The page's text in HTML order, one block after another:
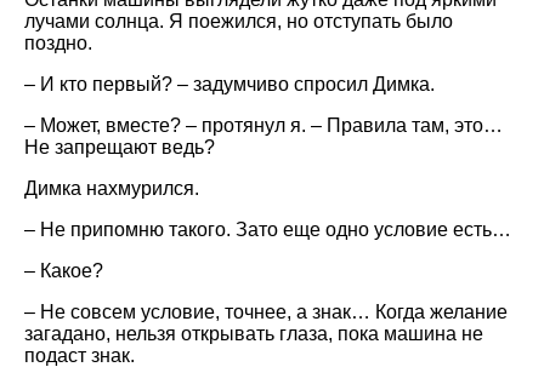
лучами солнца. Я поежился, но отступать было
поздно.
– И кто первый? – задумчиво спросил Димка.
– Может, вместе? – протянул я. – Правила там, это…
Не запрещают ведь?
Димка нахмурился.
– Не припомню такого. Зато еще одно условие есть…
– Какое?
– Не совсем условие, точнее, а знак… Когда желание
загадано, нельзя открывать глаза, пока машина не
подаст знак.